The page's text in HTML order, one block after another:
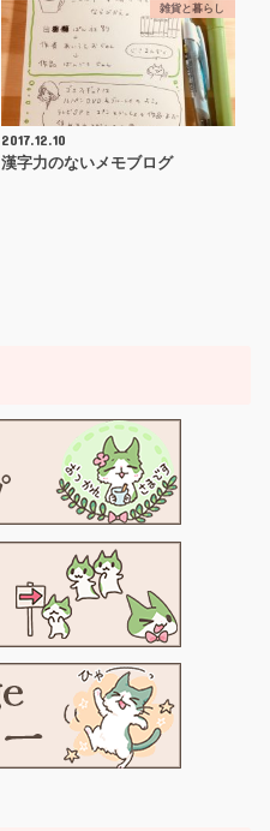
雑貨と暮らし
2017.12.10
漢字力のないメモブログ